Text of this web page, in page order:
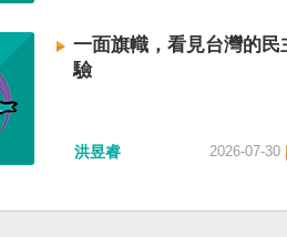
一面旗幟，看見台灣的民
驗
洪昱睿 2026-07-30